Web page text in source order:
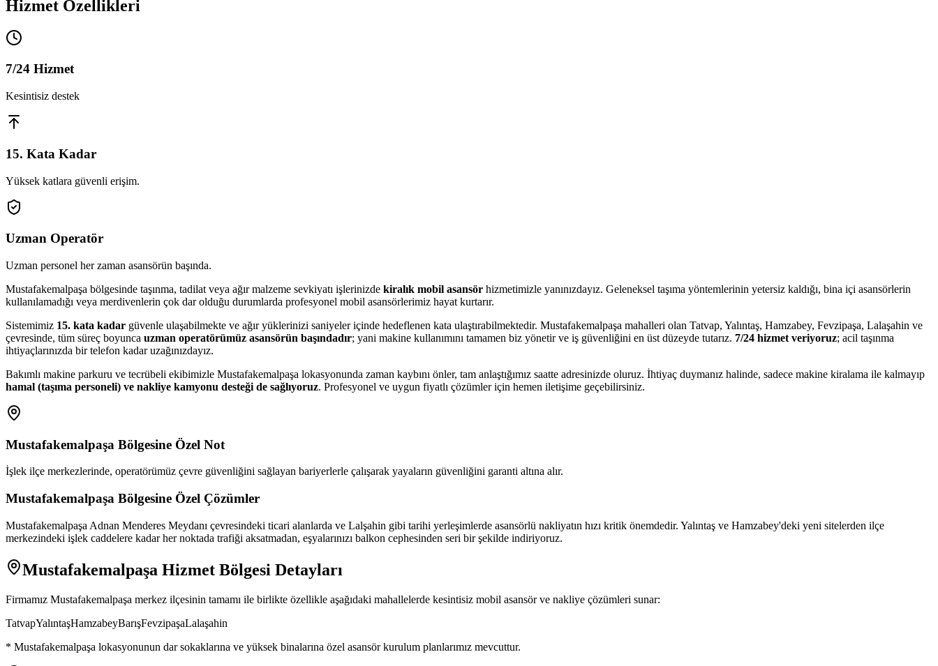
Hizmet Özellikleri
7/24 Hizmet
Kesintisiz destek
15. Kata Kadar
Yüksek katlara güvenli erişim.
Uzman Operatör
Uzman personel her zaman asansörün başında.
Mustafakemalpaşa bölgesinde taşınma, tadilat veya ağır malzeme sevkiyatı işlerinizde kiralık mobil asansör hizmetimizle yanınızdayız. Geleneksel taşıma yöntemlerinin yetersiz kaldığı, bina içi asansörlerin
kullanılamadığı veya merdivenlerin çok dar olduğu durumlarda profesyonel mobil asansörlerimiz hayat kurtarır.
Sistemimiz 15. kata kadar güvenle ulaşabilmekte ve ağır yüklerinizi saniyeler içinde hedeflenen kata ulaştırabilmektedir. Mustafakemalpaşa mahalleri olan Tatvap, Yalıntaş, Hamzabey, Fevzipaşa, Lalaşahin ve
çevresinde, tüm süreç boyunca uzman operatörümüz asansörün başındadır; yani makine kullanımını tamamen biz yönetir ve iş güvenliğini en üst düzeyde tutarız. 7/24 hizmet veriyoruz; acil taşınma
ihtiyaçlarınızda bir telefon kadar uzağınızdayız.
Bakımlı makine parkuru ve tecrübeli ekibimizle Mustafakemalpaşa lokasyonunda zaman kaybını önler, tam anlaştığımız saatte adresinizde oluruz. İhtiyaç duymanız halinde, sadece makine kiralama ile kalmayıp
hamal (taşıma personeli) ve nakliye kamyonu desteği de sağlıyoruz. Profesyonel ve uygun fiyatlı çözümler için hemen iletişime geçebilirsiniz.
Mustafakemalpaşa Bölgesine Özel Not
İşlek ilçe merkezlerinde, operatörümüz çevre güvenliğini sağlayan bariyerlerle çalışarak yayaların güvenliğini garanti altına alır.
Mustafakemalpaşa Bölgesine Özel Çözümler
Mustafakemalpaşa Adnan Menderes Meydanı çevresindeki ticari alanlarda ve Lalşahin gibi tarihi yerleşimlerde asansörlü nakliyatın hızı kritik önemdedir. Yalıntaş ve Hamzabey'deki yeni sitelerden ilçe
merkezindeki işlek caddelere kadar her noktada trafiği aksatmadan, eşyalarınızı balkon cephesinden seri bir şekilde indiriyoruz.
Mustafakemalpaşa Hizmet Bölgesi Detayları
Firmamız Mustafakemalpaşa merkez ilçesinin tamamı ile birlikte özellikle aşağıdaki mahallelerde kesintisiz mobil asansör ve nakliye çözümleri sunar:
TatvapYalıntaşHamzabeyBarışFevzipaşaLalaşahin
* Mustafakemalpaşa lokasyonunun dar sokaklarına ve yüksek binalarına özel asansör kurulum planlarımız mevcuttur.